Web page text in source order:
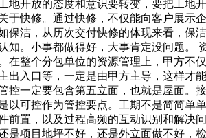
地开放的态度和意识要转变，要把工地
于快修。通过快修，不仅能向客户展示
保洁，从历次交付快修的体现来看，保
知。小事都做得好，大事肯定没问题。
在整个分包单位的资源管理上，甲方不
出入口等，一定是由甲方主导，这样才
控一定要包含第五立面，也就是屋面。
以可控作为管控要点。工期不是简简单
前置，以及过程高频的互动识别和解决
是项目地坪不好，还是外立面做不好，